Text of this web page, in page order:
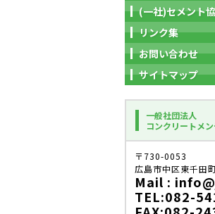
(一社)セメント
リンク集
お問い合わせ
サイトマップ
一般社団法人
コンクリートメ
〒730-0053
広島市中区東千田
Mail :
TEL:082-